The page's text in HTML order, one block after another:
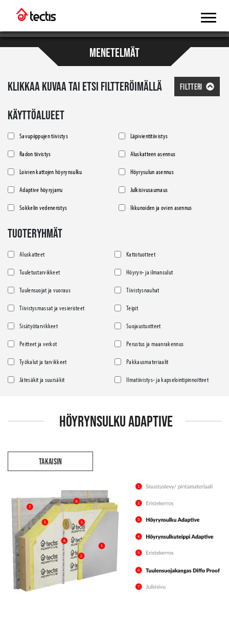
MENETELMÄT
KLIKKAA KUVAA TAI ETSI FILTTERÖIMÄLLÄ FILTTERI
KÄYTTÖALUEET
Savupiippujen tiivistys Läpivientitiivistys
Radon tiivistys Aluskatteen asennus
Loivien kattojen höyrynsulku Höyrysulun asennus
Adaptive höyryjarru Julkisivusaumaus
Sokkelin vedeneristys Ikkunoiden ja ovien asennus
TUOTERYHMÄT
Aluskatteet Kattotuotteet
Tuuletustarvikkeet Höyryn- ja ilmansulut
Tuulensuojat ja vuoraus Tiivistysnauhat
Tiivistysmassat ja vesieristeet Teipit
Sisätyötarvikkeet Suojaustuotteet
Peitteet ja verkot Perustus ja maanrakennus
Työkalut ja tarvikkeet Pakkausmateriaalit
Jätesäkit ja suursäkit Ilmatiivistys- ja kapselointipinnoitteet
HÖYRYNSULKU ADAPTIVE
TAKAISIN